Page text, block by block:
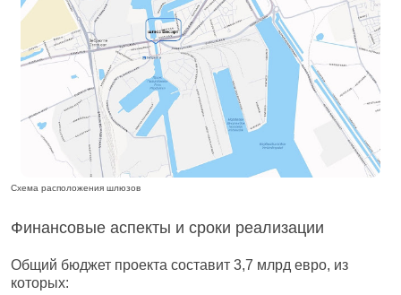
Схема расположения шлюзов
Финансовые аспекты и сроки реализации
Общий бюджет проекта составит 3,7 млрд евро, из
которых: